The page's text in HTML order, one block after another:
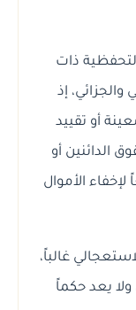
ذات
إذ
أو تقييد
الدائنين أو
الأموال
غالباً،
ولا يعد حكماً